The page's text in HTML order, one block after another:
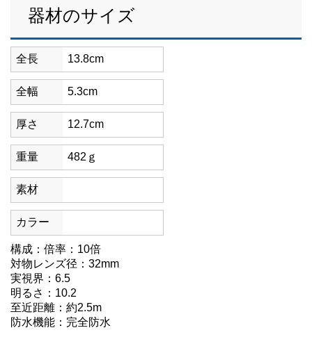
器材のサイズ
全長 13.8cm
全幅 5.3cm
厚さ 12.7cm
重量 482ｇ
素材
カラー
構成：倍率：10倍
対物レンズ径：32mm
実視界：6.5
明るさ：10.2
至近距離：約2.5m
防水機能：完全防水